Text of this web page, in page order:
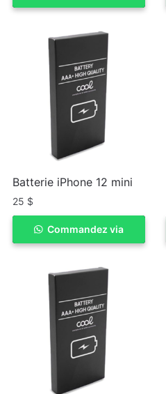
Batterie iPhone 12 mini
25 $
ACHETER
Commandez via